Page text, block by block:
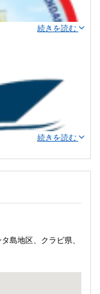
いものにすることで
発しましょう！美し
域の最も魔法のよう
検の楽しさを満喫で
ください。各目的地
ださい：私たちはあ
やかな美しさを持つ
的な島々への旅に出
島々を発見してくだ
続きを読む
続きを読む
島地区、クラビ県、